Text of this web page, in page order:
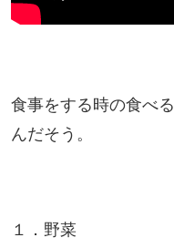
食事をする時の食べ
んだそう。
１．野菜